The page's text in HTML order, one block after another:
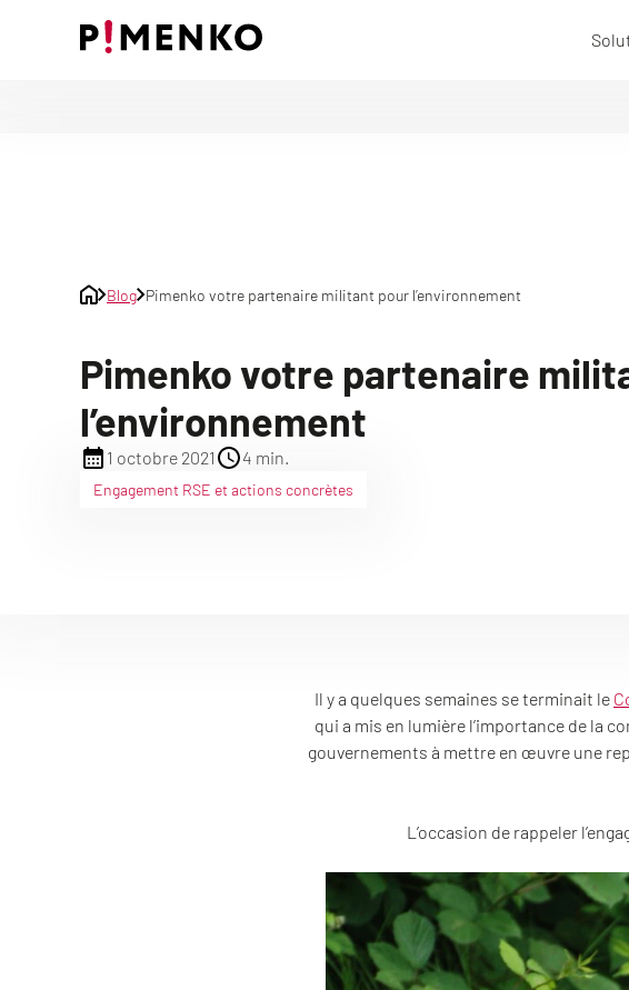
Blog Pimenko votre partenaire militant pour l’environnement
Pimenko votre partenaire
l’environnement
1 octobre 2021 4 min.
Engagement RSE et actions concrètes
Il y a quelques semaines se terminait le
qui a mis en lumière l’importance de la
gouvernements à mettre en œuvre une
L’occasion de rappeler